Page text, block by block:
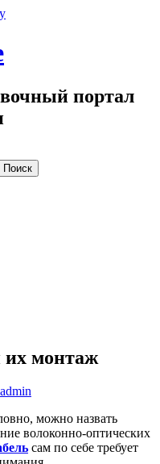
портал
их монтаж
admin
можно назвать
волоконно-оптических
сам по себе требует